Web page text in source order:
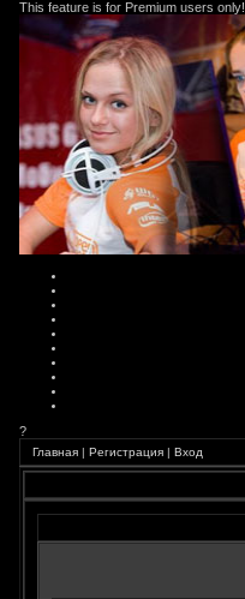
This feature is for Premium users only!
?
Главная | Регистрация | Вход